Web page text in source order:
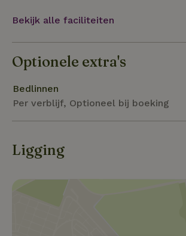
Bekijk alle faciliteiten
Optionele extra's
Bedlinnen
Per verblijf, Optioneel bij boeking
Ligging